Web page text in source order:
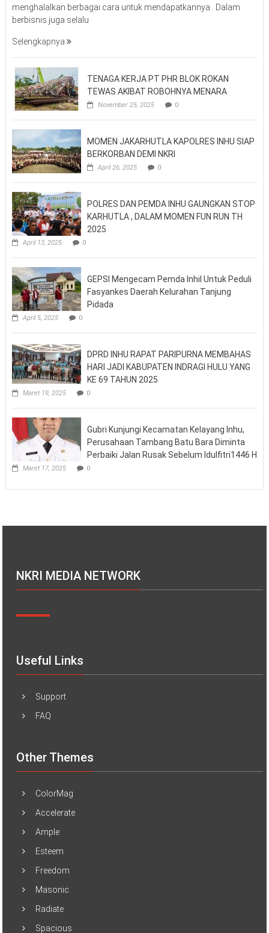
menghalalkan berbagai cara untuk mendapatkannya . Dalam
berbisnis juga selalu
Selengkapnya
TENAGA KERJA PT PHR BLOK ROKAN
TEWAS AKIBAT ROBOHNYA MENARA
November 25, 2025 0
MOMEN JAKARHUTLA KAPOLRES INHU SIAP
BERKORBAN DEMI NKRI
April 26, 2025 0
POLRES DAN PEMDA INHU GAUNGKAN STOP
KARHUTLA , DALAM MOMEN FUN RUN TH
2025
April 13, 2025 0
GEPSI Mengecam Pemda Inhil Untuk Peduli
Fasyankes Daerah Kelurahan Tanjung
Pidada
April 5, 2025 0
DPRD INHU RAPAT PARIPURNA MEMBAHAS
HARI JADI KABUPATEN INDRAGI HULU YANG
KE 69 TAHUN 2025
Maret 19, 2025 0
Gubri Kunjungi Kecamatan Kelayang Inhu,
Perusahaan Tambang Batu Bara Diminta
Perbaiki Jalan Rusak Sebelum Idulfitri1446 H
Maret 17, 2025 0
NKRI MEDIA NETWORK
Useful Links
Support
FAQ
Other Themes
ColorMag
Accelerate
Ample
Esteem
Freedom
Masonic
Radiate
Spacious